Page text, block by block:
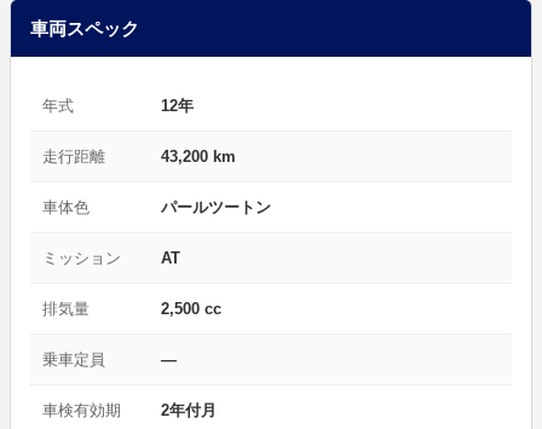
車両スペック
年式 12年
走行距離 43,200 km
車体色 パールツートン
ミッション AT
排気量 2,500 cc
乗車定員 —
車検有効期 2年付月